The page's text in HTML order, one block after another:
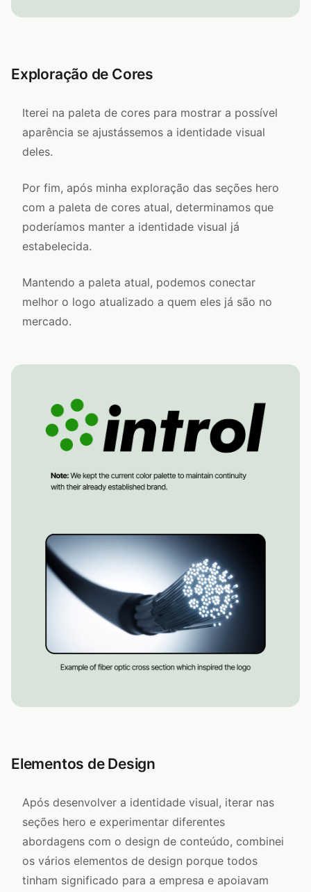
Exploração de Cores
Iterei na paleta de cores para mostrar a possível
aparência se ajustássemos a identidade visual
deles.
Por fim, após minha exploração das seções hero
com a paleta de cores atual, determinamos que
poderíamos manter a identidade visual já
estabelecida.
Mantendo a paleta atual, podemos conectar
melhor o logo atualizado a quem eles já são no
mercado.
Elementos de Design
Após desenvolver a identidade visual, iterar nas
seções hero e experimentar diferentes
abordagens com o design de conteúdo, combinei
os vários elementos de design porque todos
tinham significado para a empresa e apoiavam